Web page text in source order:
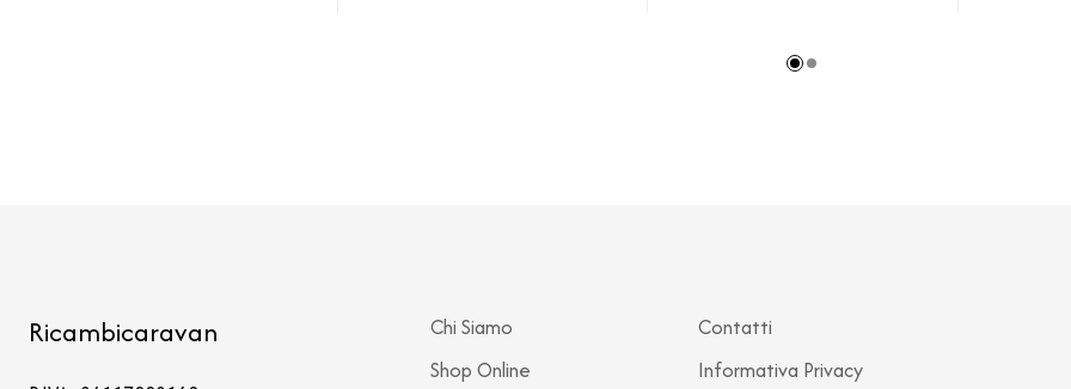
Ricambicaravan
Chi Siamo
Shop Online
Contatti
Informativa Privacy